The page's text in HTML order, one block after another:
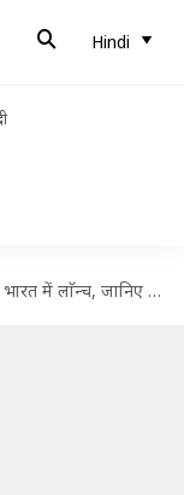
Hindi
लाॅन्च, जानिए कीमत और फीचर